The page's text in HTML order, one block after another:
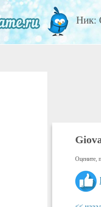
Ник:
Оцените,